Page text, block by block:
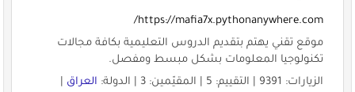
https://mafia7x.pythonanywhere.com/
موقع تقني يهتم بتقديم الدروس التعليمية بكافة مجالات
تكنولوجيا المعلومات بشكل مبسط ومفصل.
الزيارات: 9391 | التقييم: 5 | المقيّمين: 3 | الدولة:
العراق|